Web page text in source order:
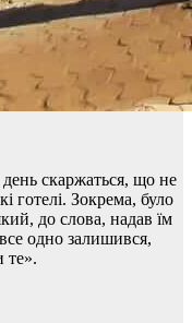
скаржаться, що не
готелі. Зокрема, було
до слова, надав їм
одно залишився,
те».